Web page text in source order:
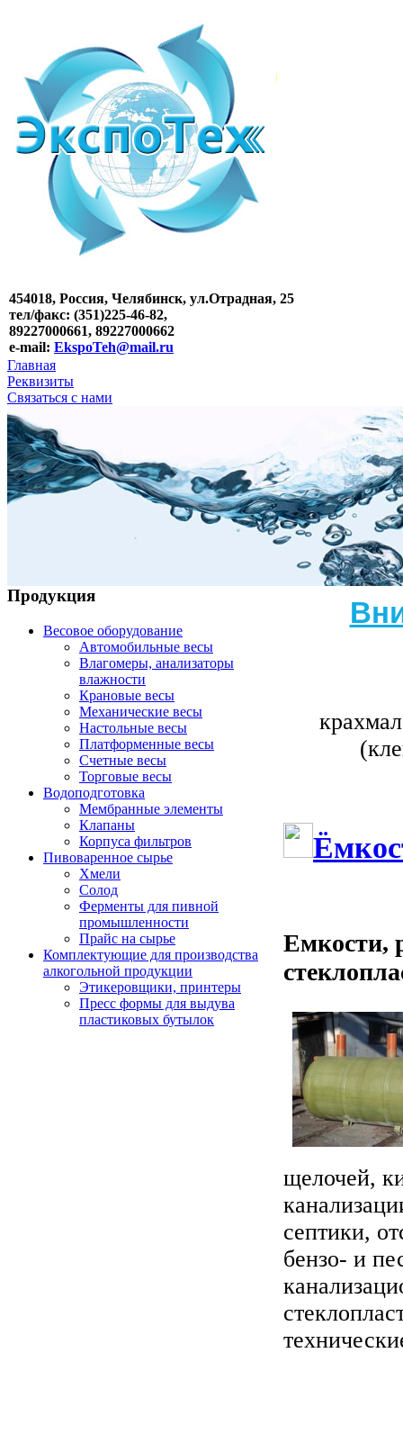
454018, Россия, Челябинск, ул.Отрадная, 25
тел/факс: (351)225-46-82,
89227000661, 89227000662
e-mail: EkspoTeh@mail.ru
Главная
Реквизиты
Связаться с нами
Продукция
Весовое оборудование
Автомобильные весы
Влагомеры, анализаторы
влажности
Крановые весы
Механические весы
Настольные весы
Платформенные весы
Счетные весы
Торговые весы
Водоподготовка
Мембранные элементы
Клапаны
Корпуса фильтров
Пивоваренное сырье
Хмели
Солод
Ферменты для пивной
промышленности
Прайс на сырье
Комплектующие для производства
алкогольной продукции
Этикеровщики, принтеры
Пресс формы для выдува
пластиковых бутылок
Емкости,
щелочей,
септики,
бензо- и